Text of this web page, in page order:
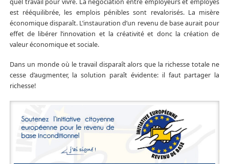
est rééquilibrée, les emplois pénibles sont revalorisés. La misère
économique disparaît. L’instauration d’un revenu de base aurait pour
effet de libérer l’innovation et la créativité et donc la création de
valeur économique et sociale.
Dans un monde où le travail disparaît alors que la richesse totale ne
cesse d’augmenter, la solution paraît évidente: il faut partager la
richesse!